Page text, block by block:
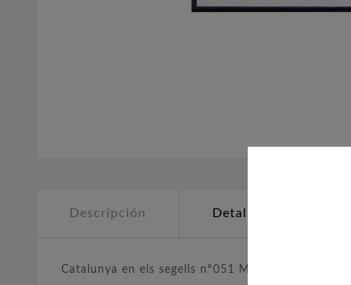
Descripción Detalles del producto
Catalunya en els segells nº051 Monestir de Ripoll